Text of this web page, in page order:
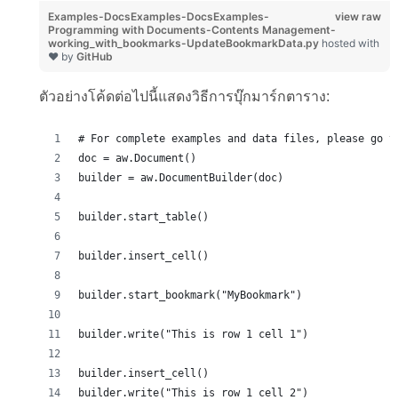
view raw
Examples-DocsExamples-DocsExamples-
Programming with Documents-Contents Management-
working_with_bookmarks-UpdateBookmarkData.py hosted with
❤ by GitHub
ตัวอย่างโค้ดต่อไปนี้แสดงวิธีการบุ๊กมาร์กตาราง:
# For complete examples and data files, please go
doc = aw.Document()
builder = aw.DocumentBuilder(doc)
builder.start_table()
builder.insert_cell()
builder.start_bookmark("MyBookmark")
builder.write("This is row 1 cell 1")
builder.insert_cell()
builder.write("This is row 1 cell 2")